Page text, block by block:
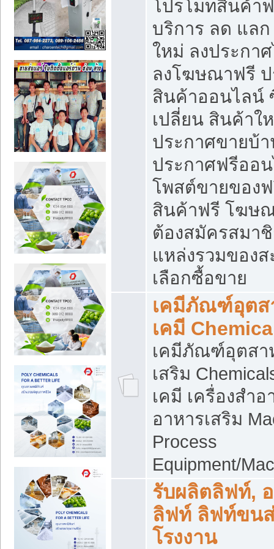
โปรโมทสินค้า
บริการ ลด แล
ใหม่ ลงประกา
ลงโฆษณาฟรี
สินค้าออนไลน์
เปลี่ยน สินค้าใ
ประกาศขายบ้
ประกาศฟรีออ
โพสต์ขายของ
สินค้าฟรี โฆษ
ต้องสมัครสมา
แหล่งรวมของ
เลือกซื้อขาย
เคมีภัณฑ์อุตส
เคมี
เคมีภัณฑ์อุตสา
เสริม
เคมี เครื่องสำ
อาหารเสริม
Process
Equipment/
รับผลิตลิฟท์,
ลิฟท์ ลิฟท์ขน
โรงงาน